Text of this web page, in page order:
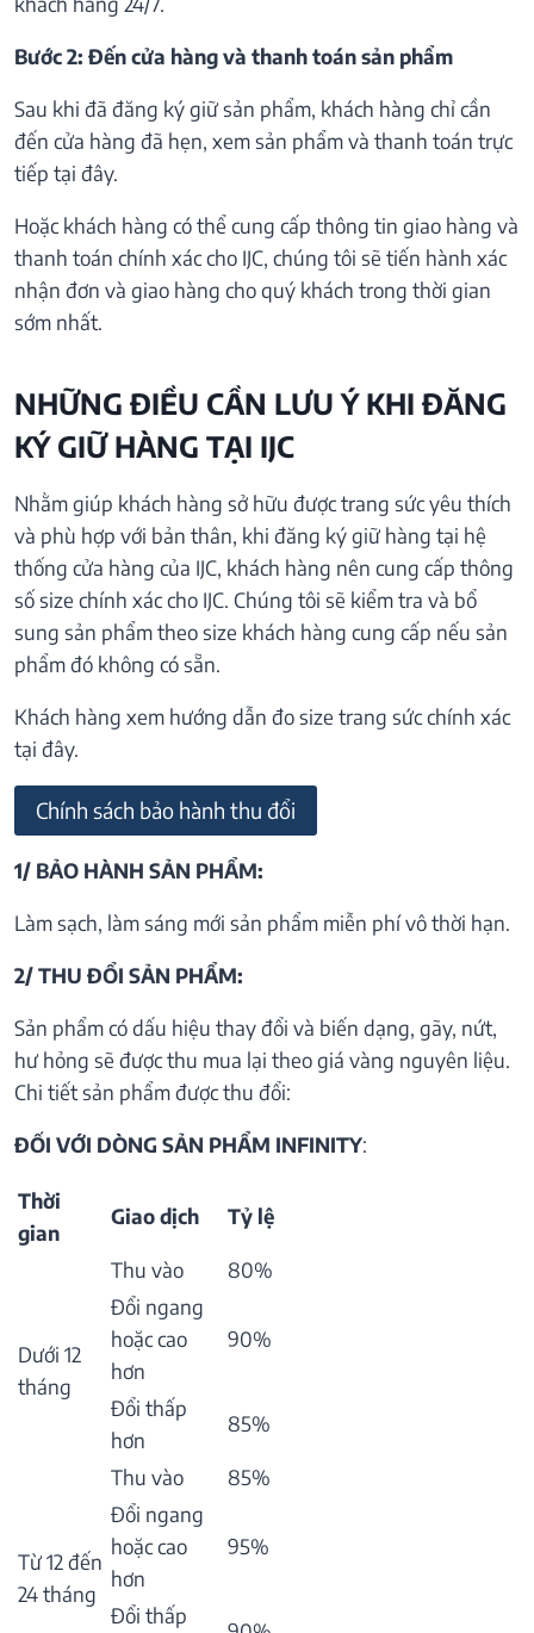
Bước 2: Đến cửa hàng và thanh toán sản phẩm
Sau khi đã đăng ký giữ sản phẩm, khách hàng chỉ cần
đến cửa hàng đã hẹn, xem sản phẩm và thanh toán trực
tiếp tại đây.
Hoặc khách hàng có thể cung cấp thông tin giao hàng và
thanh toán chính xác cho IJC, chúng tôi sẽ tiến hành xác
nhận đơn và giao hàng cho quý khách trong thời gian
sớm nhất.
NHỮNG ĐIỀU CẦN LƯU Ý KHI ĐĂNG
KÝ GIỮ HÀNG TẠI IJC
Nhằm giúp khách hàng sở hữu được trang sức yêu thích
và phù hợp với bản thân, khi đăng ký giữ hàng tại hệ
thống cửa hàng của IJC, khách hàng nên cung cấp thông
số size chính xác cho IJC. Chúng tôi sẽ kiểm tra và bổ
sung sản phẩm theo size khách hàng cung cấp nếu sản
phẩm đó không có sẵn.
Khách hàng xem hướng dẫn đo size trang sức chính xác
tại đây.
Chính sách bảo hành thu đổi
1/ BẢO HÀNH SẢN PHẨM:
Làm sạch, làm sáng mới sản phẩm miễn phí vô thời hạn.
2/ THU ĐỔI SẢN PHẨM:
Sản phẩm có dấu hiệu thay đổi và biến dạng, gãy, nứt,
hư hỏng sẽ được thu mua lại theo giá vàng nguyên liệu.
Chi tiết sản phẩm được thu đổi:
ĐỐI VỚI DÒNG SẢN PHẨM INFINITY:
Thời
gian
Giao dịch Tỷ lệ
Dưới 12
tháng
Thu vào
80%
Đổi ngang
hoặc cao
hơn
90%
Đổi thấp
hơn
85%
Từ 12 đến
24 tháng
Thu vào
85%
Đổi ngang
hoặc cao
hơn
95%
Đổi thấp